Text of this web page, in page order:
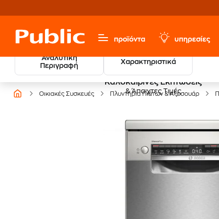
προϊόντα υπηρεσίες
Αναλυτική
Περιγραφή
Χαρακτηριστικά
Καλοκαιρινές Εκπτώσεις
& Άπαιχτες Τιμές
Οικιακές Συσκευές Πλυντήρια Πιάτων & Αξεσουάρ